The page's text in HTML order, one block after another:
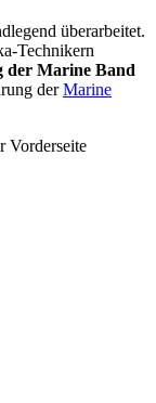
überarbeitet.
Technikern
der Marine Band
derMarine